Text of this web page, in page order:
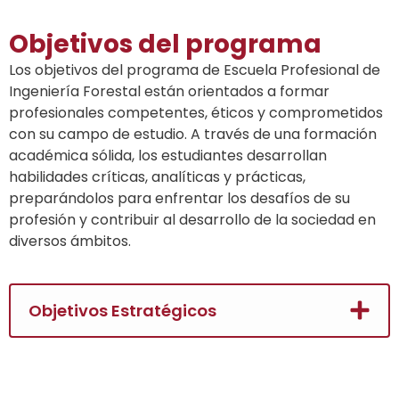
Objetivos del programa
Los objetivos del programa de Escuela Profesional de
Ingeniería Forestal están orientados a formar
profesionales competentes, éticos y comprometidos
con su campo de estudio. A través de una formación
académica sólida, los estudiantes desarrollan
habilidades críticas, analíticas y prácticas,
preparándolos para enfrentar los desafíos de su
profesión y contribuir al desarrollo de la sociedad en
diversos ámbitos.
Objetivos Estratégicos